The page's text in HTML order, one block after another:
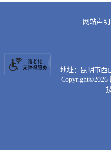
网站声明
地址：昆明市西
Copyright©2026